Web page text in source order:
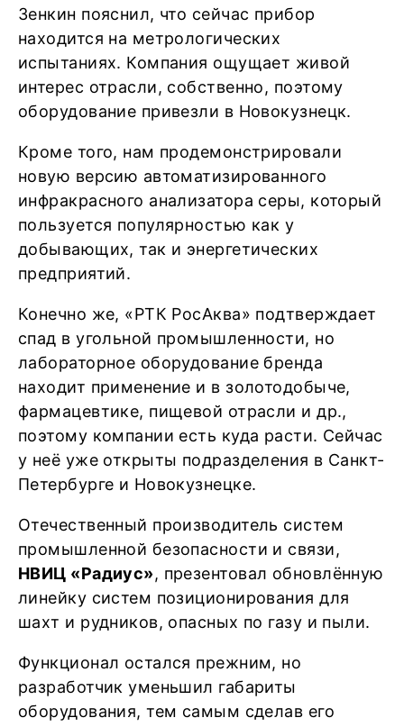
Зенкин пояснил, что сейчас прибор
находится на метрологических
испытаниях. Компания ощущает живой
интерес отрасли, собственно, поэтому
оборудование привезли в Новокузнецк.
Кроме того, нам продемонстрировали
новую версию автоматизированного
инфракрасного анализатора серы, который
пользуется популярностью как у
добывающих, так и энергетических
предприятий.
Конечно же, «РТК РосАква» подтверждает
спад в угольной промышленности, но
лабораторное оборудование бренда
находит применение и в золотодобыче,
фармацевтике, пищевой отрасли и др.,
поэтому компании есть куда расти. Сейчас
у неё уже открыты подразделения в Санкт-
Петербурге и Новокузнецке.
Отечественный производитель систем
промышленной безопасности и связи,
НВИЦ «Радиус», презентовал обновлённую
линейку систем позиционирования для
шахт и рудников, опасных по газу и пыли.
Функционал остался прежним, но
разработчик уменьшил габариты
оборудования, тем самым сделав его